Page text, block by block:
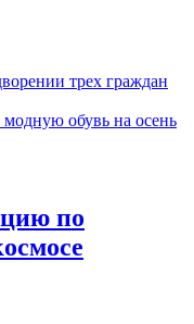
трех граждан
модную обувь на осень
по